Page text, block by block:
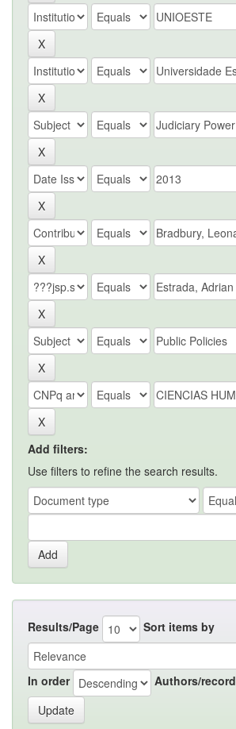
Add filters:
Use filters to refine the search results.
Results/Page Sort items by
In order Authors/record